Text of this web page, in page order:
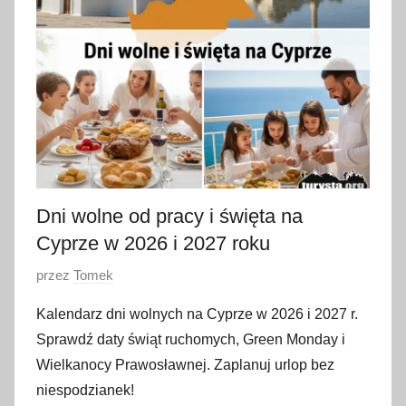
Dni wolne od pracy i święta na
Cyprze w 2026 i 2027 roku
O
u
b
l
i
przez Tomek
Kalendarz dni wolnych na Cyprze w 2026 i 2027 r.
Sprawdź daty świąt ruchomych, Green Monday i
Wielkanocy Prawosławnej. Zaplanuj urlop bez
niespodzianek!